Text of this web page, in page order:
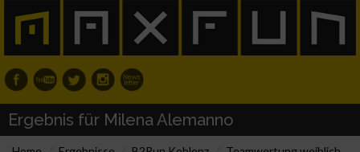
Ergebnis für Milena Alemanno